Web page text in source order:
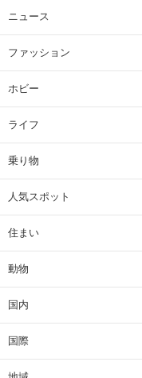
ニュース
ファッション
ホビー
ライフ
乗り物
人気スポット
住まい
動物
国内
国際